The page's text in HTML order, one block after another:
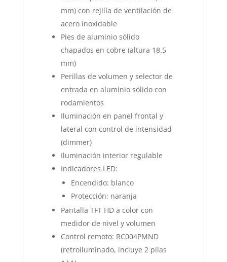
mm) con rejilla de ventilación de
acero inoxidable
Pies de aluminio sólido
chapados en cobre (altura 18.5
mm)
Perillas de volumen y selector de
entrada en aluminio sólido con
rodamientos
Iluminación en panel frontal y
lateral con control de intensidad
(dimmer)
Iluminación interior regulable
Indicadores LED:
Encendido: blanco
Protección: naranja
Pantalla TFT HD a color con
medidor de nivel y volumen
Control remoto: RC004PMND
(retroiluminado, incluye 2 pilas